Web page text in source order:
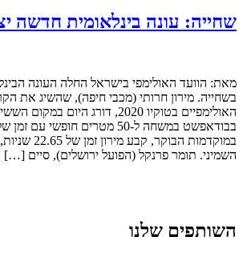
שחייה: עונה בינלאומית חדשה
מאת: הוועד האולימפי בישראל החלה העונה
בשחייה. מירון חרותי (מכבי חיפה), שהשיג את
האולימפיים בטוקיו 2020, דורג
במוקדמות
השמיני. תומר פרנקל (הפועל ירושלים), סיים […]
השותפים שלנו